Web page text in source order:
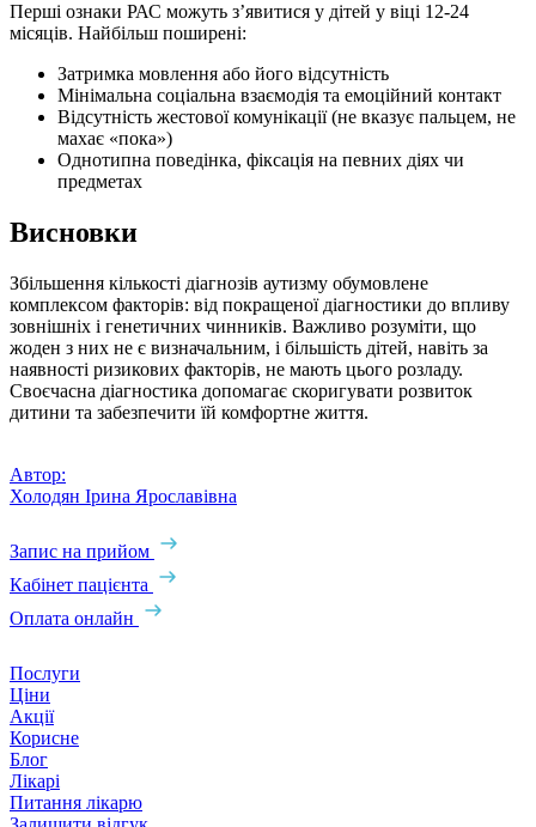
Перші ознаки РАС можуть з’явитися у дітей у віці 12-24
місяців. Найбільш поширені:
Затримка мовлення або його відсутність
Мінімальна соціальна взаємодія та емоційний контакт
Відсутність жестової комунікації (не вказує пальцем, не
махає «пока»)
Однотипна поведінка, фіксація на певних діях чи
предметах
Висновки
Збільшення кількості діагнозів аутизму обумовлене
комплексом факторів: від покращеної діагностики до впливу
зовнішніх і генетичних чинників. Важливо розуміти, що
жоден з них не є визначальним, і більшість дітей, навіть за
наявності ризикових факторів, не мають цього розладу.
Своєчасна діагностика допомагає скоригувати розвиток
дитини та забезпечити їй комфортне життя.
Автор:
Холодян Ірина Ярославівна
Запис на прийом
Кабінет пацієнта
Оплата онлайн
Послуги
Ціни
Акції
Корисне
Блог
Лікарі
Питання лікарю